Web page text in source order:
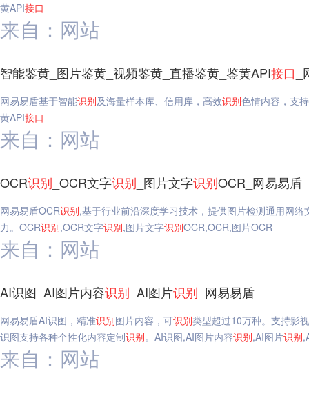
黄API接口
来自：网站
智能鉴黄_图片鉴黄_视频鉴黄_直播鉴黄_鉴黄API接口
网易易盾基于智能识别及海量样本库、信用库，高效识别色情内容，支
黄API接口
来自：网站
OCR识别 _OCR文字识别 _图片文字识别OCR_网易易盾
网易易盾OCR识别,基于行业前沿深度学习技术，提供图片检测通用网络
力。OCR识别,OCR文字识别,图片文字识别OCR,OCR,图片OCR
来自：网站
AI识图_AI图片内容识别 _AI图片识别 _网易易盾
网易易盾AI识图，精准识别图片内容，可识别类型超过10万种。支持影
识图支持各种个性化内容定制识别。AI识图,AI图片内容识别,AI图片识别
来自：网站